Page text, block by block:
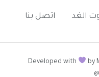
الغد اتصل بنا
Developed with
by